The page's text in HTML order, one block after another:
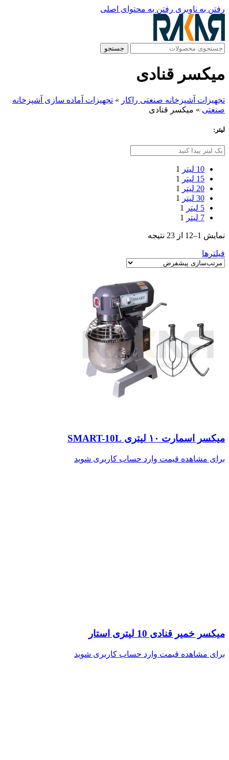
رفتن به ناوبری رفتن به محتوای اصلی
جستجو
میکسر قنادی
تجهیزات آشپزخانه صنعتی راکار » تجهیزات آماده سازی آشپزخانه
صنعتی » میکسر قنادی
لیتر:
10 لیتر
1
15 لیتر
1
20 لیتر
1
30 لیتر
1
5 لیتر
1
7 لیتر
1
نمایش 1–12 از 23 نتیجه
فیلترها
میکسر اسمارت ۱۰ لیتری SMART-10L
برای مشاهده قیمت وارد حساب کاربری شوید
میکسر خمیر قنادی 10 لیتری استار
برای مشاهده قیمت وارد حساب کاربری شوید